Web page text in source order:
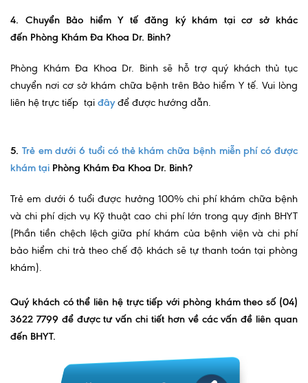
Xét nghiệm sàng lọc NIPT
Chẩn đoán hình ảnh
Nội soi tiêu hóa
Gói khám sức khỏe cá nhân định kỳ
Gói khám tầm soát ung thư sớm
Gói quản lý mạn tính
Dịch vụ ưu đãi đặc biệt
Nhà thuốc GPP
Dịch vụ Y tế gia đình – MEDI-HOME
4. Chuyển Bảo hiểm Y tế đăng ký khám tại cơ sở khác
đến Phòng Khám Đa Khoa Dr. Binh?
Phòng Khám Đa Khoa Dr. Binh sẽ hỗ trợ quý khách thủ tục
chuyển nơi cơ sở khám chữa bệnh trên Bảo hiểm Y tế. Vui lòng
liên hệ trực tiếp tại đâyđể được hướng dẫn.
5. Trẻ em dưới 6 tuổi có thẻ khám chữa bệnh miễn phí có được
khám tại Phòng Khám Đa Khoa Dr. Binh?
Trẻ em dưới 6 tuổi được hưởng 100% chi phí khám chữa bệnh
và chi phí dịch vụ Kỹ thuật cao chi phí lớn trong quy định BHYT
(Phần tiền chệch lệch giữa phí khám của bệnh viện và chi phí
bảo hiểm chi trả theo chế độ khách sẽ tự thanh toán tại phòng
khám).
Quý khách có thể liên hệ trực tiếp với phòng khám theo số (04)
3622 7799 để được tư vấn chi tiết hơn về các vấn đề liên quan
đến BHYT.